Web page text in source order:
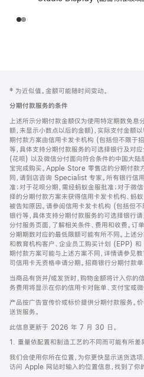
页
页
脚
注
‡ 为近似值。金额可能随时间变动。
分期付款服务的条件
上述所示分期付款金额仅为使用特定期数免
额，未显示小数点以后的金额)，实际支付金额
期付款方案由信用卡发卡机构 (包括但不限于
等，具体支持分期付款服务的可选择银行及对
(花呗) 以及微信分付面向符合条件的中国大陆
宝完成购买。Apple Store 零售店的分期付
同，请到店咨询 Specialist 专家。所有银行信
准；对于花呗分期，需经蚂蚁金服批准；对于微
择的分期付款方案未获得信用卡发卡机构、蚂
被告知原因。请参阅信用卡发卡机构 (包括但不
银行等，具体支持分期付款服务的可选择银行
分付服务页面，了解相关条件、费用和收费。订
分期期数对应的最低限额可能有所不同。上述
和教育机构客户、企业员工购买计划 (EPP)
期付款方案可能与上述方案不同，详情请参见
司信用卡无资格申请分期。招商银行分期付款
当商品有货并/或发货时，购物金额将计入你的
务费用将显示在你的信用卡对账单、支付宝或微
产品按广告宣传价或标价提供分期付款服务。
送货服务。
此信息更新于 2026 年 7 月 30 日。
1. 重量依配置和制造工艺的不同而可能有所差
我们会使用你所在位置，为你更快显示送货选
访问 Apple 网站时输入的位置信息，找到了你